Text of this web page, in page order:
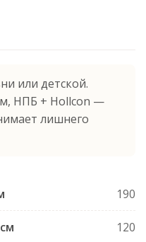
или детской.
НПБ + Hollcon —
лишнего
190
120